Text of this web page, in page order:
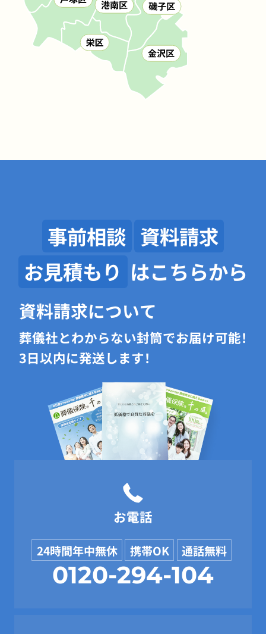
事前相談 資料請求
お見積もり はこちらから
資料請求について
葬儀社とわからない封筒でお届け可能！
3日以内に発送します！
お電話
24時間年中無休 携帯OK 通話無料
0120-294-104